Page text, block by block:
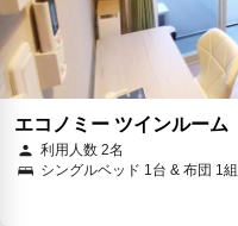
エコノミー ツインルーム
利用人数 2名
シングルベッド 1台 & 布団 1組